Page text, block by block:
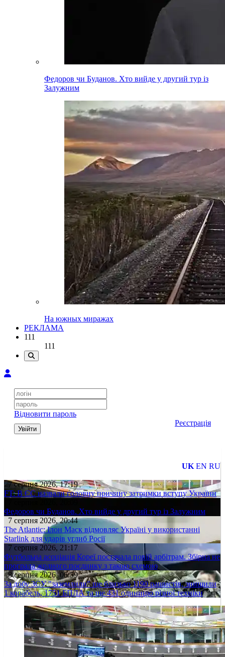
Федоров чи Буданов. Хто вийде у другий тур із
Залужним
На южных миражах
РЕКЛАМА
111
111
Відновити пароль
Увійти
Реєстрація
UK EN RU
7 серпня 2026, 17:19
FT: В ЄС назвали головну причину затримки вступу України
Федоров чи Буданов. Хто вийде у другий тур із Залужним
7 серпня 2026, 20:44
The Atlantic: Ілон Маск відмовляє Україні у використанні
Starlink для ударів углиб Росії
7 серпня 2026, 21:17
Футбольна асоціація Кореї постачала повій арбітрам. Збірна не
програла жодного поєдинку з такою схемою
8 серпня 2026, 06:59
За добу ЗСУ "заземлили" ще близько 1190 рашистів, знищили
1 корабель, 1751 БПЛА та ще 431 одиницю різної техніки